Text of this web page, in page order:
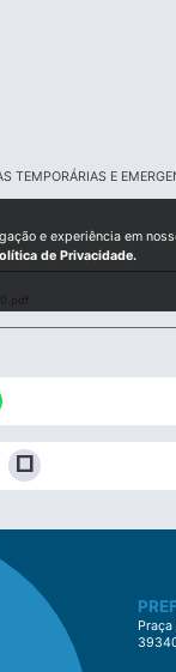
TEMPORÁRIAS E
stop
Praça
e experiência em
de Privacidade.